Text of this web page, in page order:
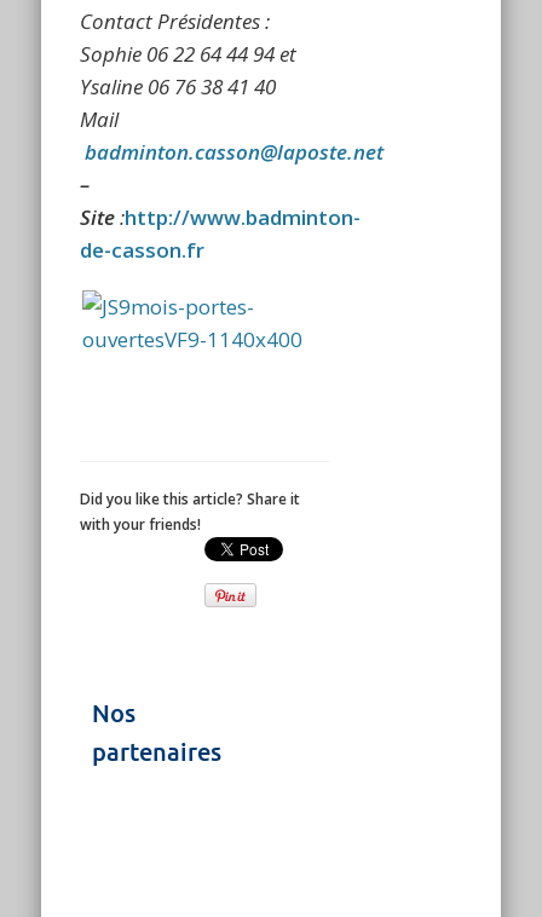
Contact Présidentes :
Sophie 06 22 64 44 94 et
Ysaline 06 76 38 41 40
Mail
badminton.casson@laposte.net
–
Site:http://www.badminton-
de-casson.fr
Did you like this article? Share it
with your friends!
Nos
partenaires